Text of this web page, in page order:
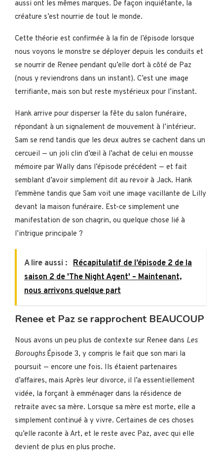
aussi ont les mêmes marques. De façon inquiétante, la
créature s’est nourrie de tout le monde.
Cette théorie est confirmée à la fin de l’épisode lorsque
nous voyons le monstre se déployer depuis les conduits et
se nourrir de Renee pendant qu’elle dort à côté de Paz
(nous y reviendrons dans un instant). C’est une image
terrifiante, mais son but reste mystérieux pour l’instant.
Hank arrive pour disperser la fête du salon funéraire,
répondant à un signalement de mouvement à l’intérieur.
Sam se rend tandis que les deux autres se cachent dans un
cercueil — un joli clin d’œil à l’achat de celui en mousse
mémoire par Wally dans l’épisode précédent — et fait
semblant d’avoir simplement dit au revoir à Jack. Hank
l’emmène tandis que Sam voit une image vacillante de Lilly
devant la maison funéraire. Est-ce simplement une
manifestation de son chagrin, ou quelque chose lié à
l’intrigue principale ?
A lire aussi : Récapitulatif de l’épisode 2 de la
saison 2 de 'The Night Agent' – Maintenant,
nous arrivons quelque part
Renee et Paz se rapprochent BEAUCOUP
Nous avons un peu plus de contexte sur Renee dans Les
Boroughs Épisode 3, y compris le fait que son mari la
poursuit — encore une fois. Ils étaient partenaires
d’affaires, mais Après leur divorce, il l’a essentiellement
vidée, la forçant à emménager dans la résidence de
retraite avec sa mère. Lorsque sa mère est morte, elle a
simplement continué à y vivre. Certaines de ces choses
qu’elle raconte à Art, et le reste avec Paz, avec qui elle
devient de plus en plus proche.